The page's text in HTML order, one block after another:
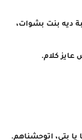
ديه بنت بشوات،
كلام.
يا بتي، اتوحشناهم.